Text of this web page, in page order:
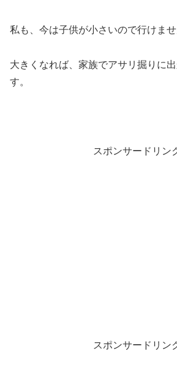
私も、今は子供が小さいので行けませ
大きくなれば、家族でアサリ掘りに
す。
スポンサードリン
スポンサードリン